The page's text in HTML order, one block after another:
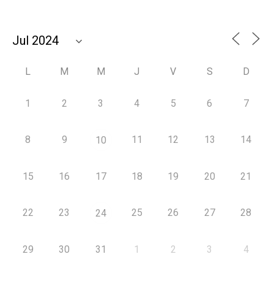
L M M J V S D
1 2 3 4 5 6 7
8 9 10 11 12 13 14
15 16 17 18 19 20 21
22 23 24 25 26 27 28
29 30 31 1 2 3 4